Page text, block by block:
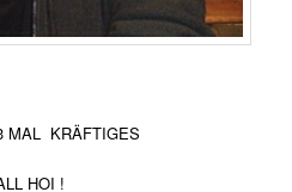
MAL KRÄFTIGES
HOI !